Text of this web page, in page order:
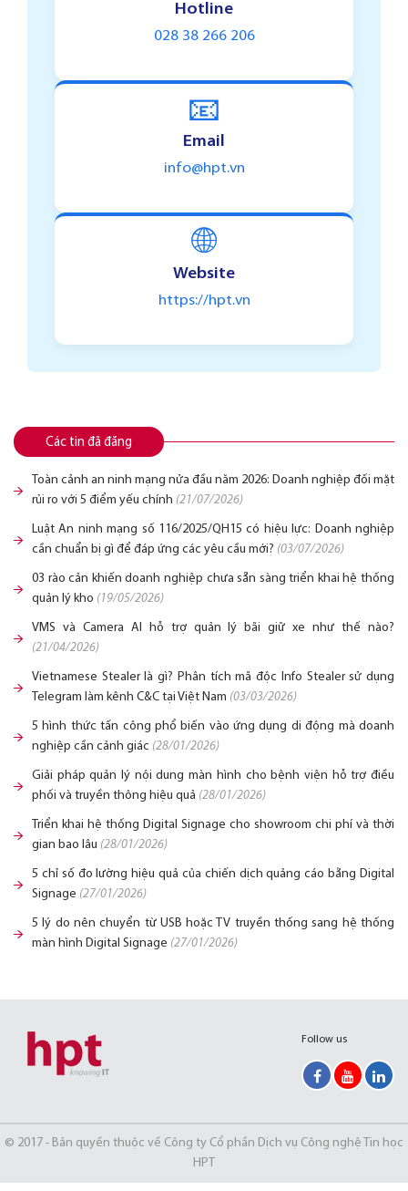
Hotline
028 38 266 206
📧
Email
info@hpt.vn
🌐
Website
https://hpt.vn
Các tin đã đăng
Toàn cảnh an ninh mạng nửa đầu năm 2026: Doanh nghiệp đối mặt
rủi ro với 5 điểm yếu chính (21/07/2026)
Luật An ninh mạng số 116/2025/QH15 có hiệu lực: Doanh nghiệp
cần chuẩn bị gì để đáp ứng các yêu cầu mới? (03/07/2026)
03 rào cản khiến doanh nghiệp chưa sẵn sàng triển khai hệ thống
quản lý kho (19/05/2026)
VMS và Camera AI hỗ trợ quản lý bãi giữ xe như thế nào?
(21/04/2026)
Vietnamese Stealer là gì? Phân tích mã độc Info Stealer sử dụng
Telegram làm kênh C&C tại Việt Nam (03/03/2026)
5 hình thức tấn công phổ biến vào ứng dụng di động mà doanh
nghiệp cần cảnh giác (28/01/2026)
Giải pháp quản lý nội dung màn hình cho bệnh viện hỗ trợ điều
phối và truyền thông hiệu quả (28/01/2026)
Triển khai hệ thống Digital Signage cho showroom chi phí và thời
gian bao lâu (28/01/2026)
5 chỉ số đo lường hiệu quả của chiến dịch quảng cáo bằng Digital
Signage (27/01/2026)
5 lý do nên chuyển từ USB hoặc TV truyền thống sang hệ thống
màn hình Digital Signage (27/01/2026)
Follow us
© 2017 - Bản quyền thuộc về Công ty Cổ phần Dịch vụ Công nghệ Tin học
HPT